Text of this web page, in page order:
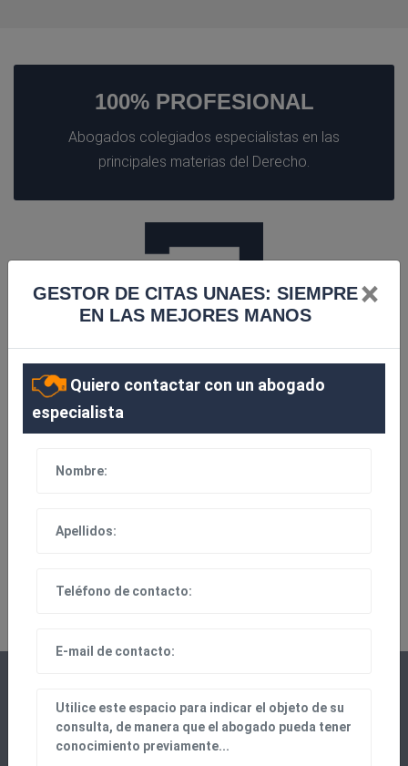
100% PROFESIONAL
Abogados colegiados especialistas en las
principales materias del Derecho.
Contacto directo con el abogado especialista de tu
CONTACTO
GESTOR DE CITAS UNAES: SIEMPRE
EN LAS MEJORES MANOS
×
Quiero contactar con un abogado
especialista